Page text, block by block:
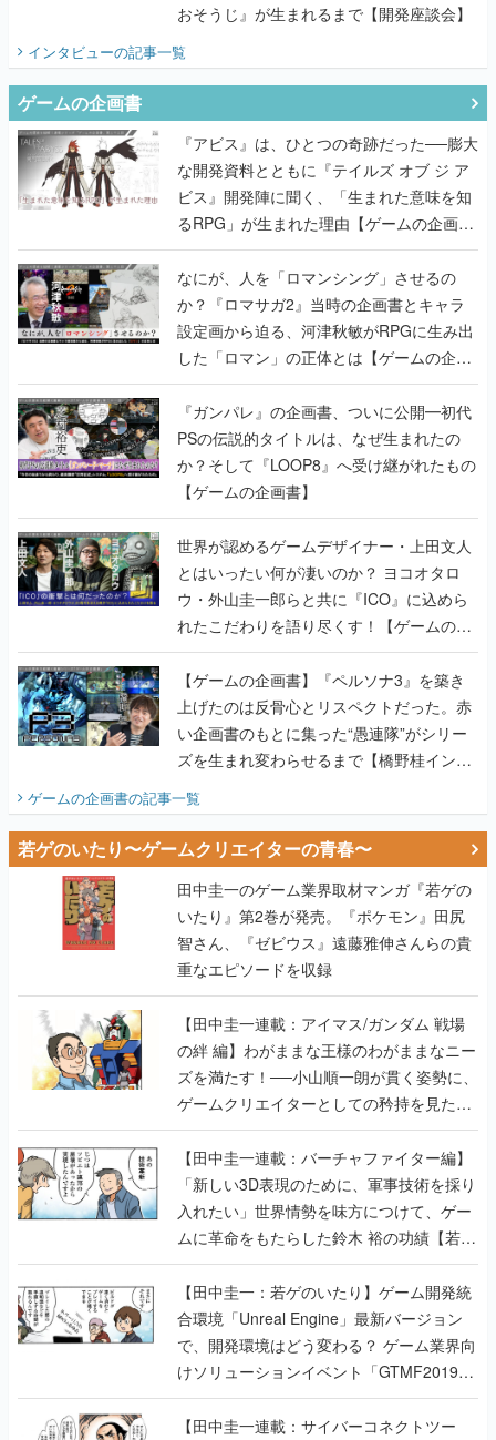
おそうじ』が生まれるまで【開発座談会】
インタビューの記事一覧
ゲームの企画書
『アビス』は、ひとつの奇跡だった──膨大
な開発資料とともに『テイルズ オブ ジ ア
ビス』開発陣に聞く、「生まれた意味を知
るRPG」が生まれた理由【ゲームの企画
書】
なにが、人を「ロマンシング」させるの
か？『ロマサガ2』当時の企画書とキャラ
設定画から迫る、河津秋敏がRPGに生み出
した「ロマン」の正体とは【ゲームの企画
書】
『ガンパレ』の企画書、ついに公開━初代
PSの伝説的タイトルは、なぜ生まれたの
か？そして『LOOP8』へ受け継がれたもの
【ゲームの企画書】
世界が認めるゲームデザイナー・上田文人
とはいったい何が凄いのか？ ヨコオタロ
ウ・外山圭一郎らと共に『ICO』に込めら
れたこだわりを語り尽くす！【ゲームの企
画書】
【ゲームの企画書】『ペルソナ3』を築き
上げたのは反骨心とリスペクトだった。赤
い企画書のもとに集った“愚連隊”がシリー
ズを生まれ変わらせるまで【橋野桂インタ
ビュー】
ゲームの企画書の記事一覧
若ゲのいたり〜ゲームクリエイターの青春〜
田中圭一のゲーム業界取材マンガ『若ゲの
いたり』第2巻が発売。『ポケモン』田尻
智さん、『ゼビウス』遠藤雅伸さんらの貴
重なエピソードを収録
【田中圭一連載：アイマス/ガンダム 戦場
の絆 編】わがままな王様のわがままなニー
ズを満たす！──小山順一朗が貫く姿勢に、
ゲームクリエイターとしての矜持を見た
【若ゲのいたり最終回】
【田中圭一連載：バーチャファイター編】
「新しい3D表現のために、軍事技術を採り
入れたい」世界情勢を味方につけて、ゲー
ムに革命をもたらした鈴木 裕の功績【若ゲ
のいたり】
【田中圭一：若ゲのいたり】ゲーム開発統
合環境「Unreal Engine」最新バージョン
で、開発環境はどう変わる？ ゲーム業界向
けソリューションイベント「GTMF2019」
に行って、より理解を深めよう【PR】
【田中圭一連載：サイバーコネクトツー